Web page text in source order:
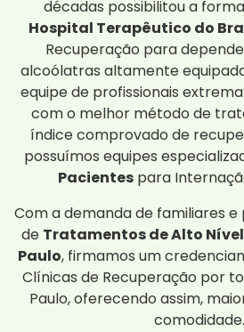
décadas possibilitou a
Hospital Terapêutico do
Recuperação para
alcoólatras altamente
equipe de profissionais
com o melhor método de
índice comprovado de
possuímos equipes
Pacientes para
Com a demanda de familiares
de Tratamentos de Alto
Paulo, firmamos um
Clínicas de Recuperação por
Paulo, oferecendo assim,
comodidade.